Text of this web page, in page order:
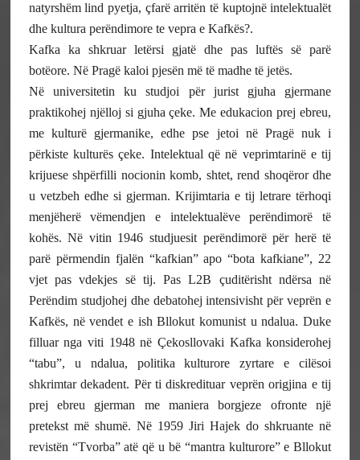
natyrshëm lind pyetja, çfarë arritën të kuptojnë intelektualët
dhe kultura perëndimore te vepra e Kafkës?.
Kafka ka shkruar letërsi gjatë dhe pas luftës së parë
botëore. Në Pragë kaloi pjesën më të madhe të jetës.
Në universitetin ku studjoi për jurist gjuha gjermane
praktikohej njëlloj si gjuha çeke. Me edukacion prej ebreu,
me kulturë gjermanike, edhe pse jetoi në Pragë nuk i
përkiste kulturës çeke. Intelektual që në veprimtarinë e tij
krijuese shpërfilli nocionin komb, shtet, rend shoqëror dhe
u vetzbeh edhe si gjerman. Krijimtaria e tij letrare tërhoqi
menjëherë vëmendjen e intelektualëve perëndimorë të
kohës. Në vitin 1946 studjuesit perëndimorë për herë të
parë përmendin fjalën “kafkian” apo “bota kafkiane”, 22
vjet pas vdekjes së tij. Pas L2B çuditërisht ndërsa në
Perëndim studjohej dhe debatohej intensivisht për veprën e
Kafkës, në vendet e ish Bllokut komunist u ndalua. Duke
filluar nga viti 1948 në Çekosllovaki Kafka konsiderohej
“tabu”, u ndalua, politika kulturore zyrtare e cilësoi
shkrimtar dekadent. Për ti diskredituar veprën origjina e tij
prej ebreu gjerman me maniera borgjeze ofronte një
pretekst më shumë. Në 1959 Jiri Hajek do shkruante në
revistën “Tvorba” atë që u bë “mantra kulturore” e Bllokut